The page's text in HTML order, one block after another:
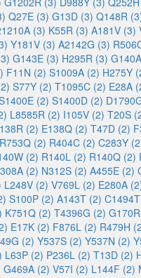
Q27E (3) G13D (3) Q148R
(3) K55R (3) A181V (3)
Y181V (3) A2142G (3)
G143E (3) H295R (3)
F11N (2) S1009A (2) H275Y
S77Y (2) T1095C (2) E28A
(2) S1400D (2)
L8585R (2) I105V (2) T20S
(2) E138Q (2) T47D (2)
R753Q (2) R404C (2) C283Y
(2) R140L (2) R140Q (2)
(2) N312S (2) A455E (2)
L248V (2) V769L (2) E280A
S100P (2) A143T (2)
K751Q (2) T4396G (2)
E17K (2) F876L (2) R479H
(2) Y537S (2) Y537N (2)
L63P (2) P236L (2) T13D (2)
G469A (2) V57I (2) L144F (2)